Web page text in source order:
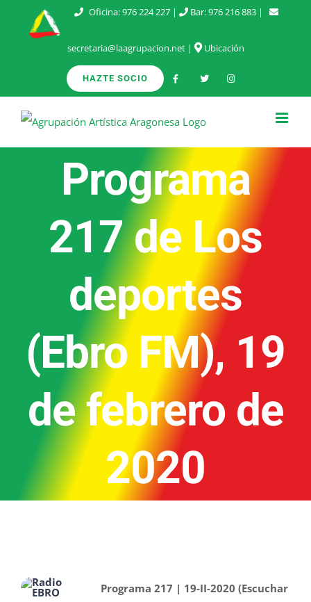
Oficina:976 224 227 | Bar:976 216 883 |
secretaria@laagrupacion.net| Ubicación
HAZTE SOCIO
Programa
217 de Los
deportes
(Ebro FM), 19
de febrero de
2020
Programa 217 | 19-II-2020 (Escuchar